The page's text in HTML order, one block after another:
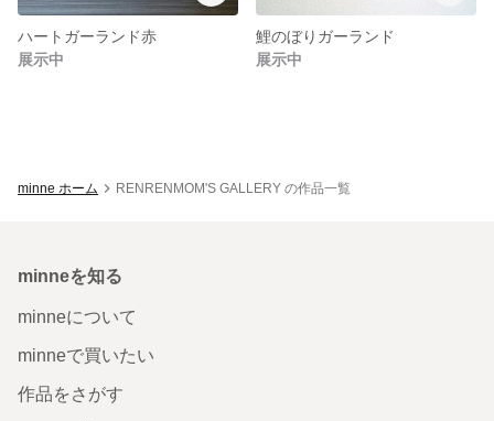
ハートガーランド赤
展示中
鯉のぼりガーランド
展示中
minne ホーム RENRENMOM'S GALLERY の作品一覧
minneを知る
minneについて
minneで買いたい
作品をさがす